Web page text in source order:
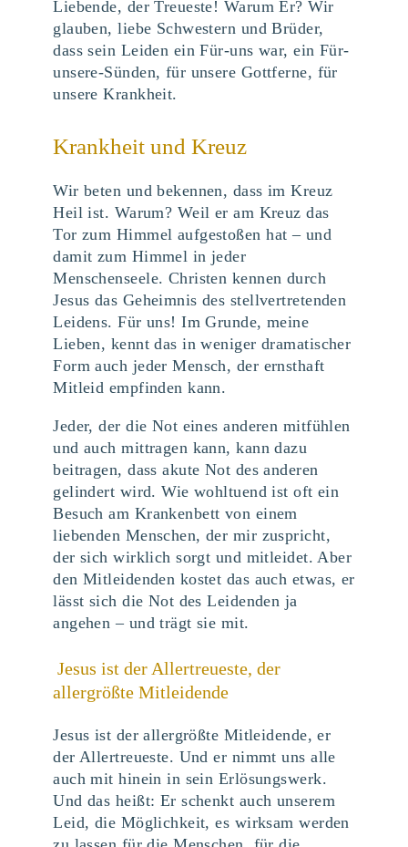
Liebende, der Treueste! Warum Er? Wir
glauben, liebe Schwestern und Brüder,
dass sein Leiden ein Für-uns war, ein Für-
unsere-Sünden, für unsere Gottferne, für
unsere Krankheit.
Krankheit und Kreuz
Wir beten und bekennen, dass im Kreuz
Heil ist. Warum? Weil er am Kreuz das
Tor zum Himmel aufgestoßen hat – und
damit zum Himmel in jeder
Menschenseele. Christen kennen durch
Jesus das Geheimnis des stellvertretenden
Leidens. Für uns! Im Grunde, meine
Lieben, kennt das in weniger dramatischer
Form auch jeder Mensch, der ernsthaft
Mitleid empfinden kann.
Jeder, der die Not eines anderen mitfühlen
und auch mittragen kann, kann dazu
beitragen, dass akute Not des anderen
gelindert wird. Wie wohltuend ist oft ein
Besuch am Krankenbett von einem
liebenden Menschen, der mir zuspricht,
der sich wirklich sorgt und mitleidet. Aber
den Mitleidenden kostet das auch etwas, er
lässt sich die Not des Leidenden ja
angehen – und trägt sie mit.
Jesus ist der Allertreueste, der
allergrößte Mitleidende
Jesus ist der allergrößte Mitleidende, er
der Allertreueste. Und er nimmt uns alle
auch mit hinein in sein Erlösungswerk.
Und das heißt: Er schenkt auch unserem
Leid, die Möglichkeit, es wirksam werden